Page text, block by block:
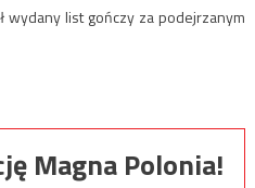
list gończy za podejrzanym
Magna Polonia!